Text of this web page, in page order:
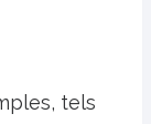
tels